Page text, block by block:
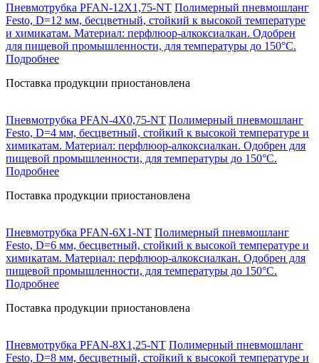
Пневмотрубка PFAN-12X1,75-NT Полимерный пневмошланг
Festo, D=12 мм, бесцветный, стойкий к высокой температуре
и химикатам. Материал: перфлюор-алкоксиалкан. Одобрен
для пищевой промышленности, для температуры до 150°C.
Подробнее
Поставка продукции приостановлена
Пневмотрубка PFAN-4X0,75-NT Полимерный пневмошланг
Festo, D=4 мм, бесцветный, стойкий к высокой температуре и
химикатам. Материал: перфлюор-алкоксиалкан. Одобрен для
пищевой промышленности, для температуры до 150°C.
Подробнее
Поставка продукции приостановлена
Пневмотрубка PFAN-6X1-NT Полимерный пневмошланг
Festo, D=6 мм, бесцветный, стойкий к высокой температуре и
химикатам. Материал: перфлюор-алкоксиалкан. Одобрен для
пищевой промышленности, для температуры до 150°C.
Подробнее
Поставка продукции приостановлена
Пневмотрубка PFAN-8X1,25-NT Полимерный пневмошланг
Festo, D=8 мм, бесцветный, стойкий к высокой температуре и